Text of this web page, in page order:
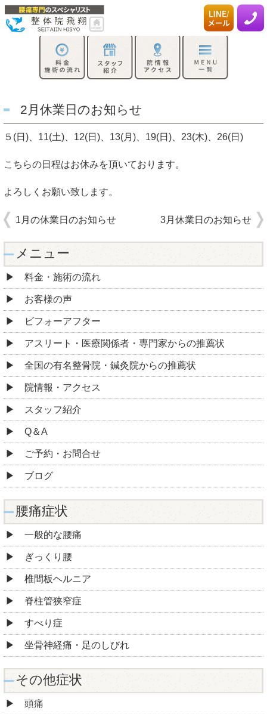
2月休業日のお知らせ
５(日)、11(土)、12(日)、13(月)、19(日)、23(木)、26(日)
こちらの日程はお休みを頂いております。
よろしくお願い致します。
1月の休業日のお知らせ 3月休業日のお知らせ
メニュー
料金・施術の流れ
お客様の声
ビフォーアフター
アスリート・医療関係者・専門家からの推薦状
全国の有名整骨院・鍼灸院からの推薦状
院情報・アクセス
スタッフ紹介
Q＆A
ご予約・お問合せ
ブログ
腰痛症状
一般的な腰痛
ぎっくり腰
椎間板ヘルニア
脊柱管狭窄症
すべり症
坐骨神経痛・足のしびれ
その他症状
頭痛